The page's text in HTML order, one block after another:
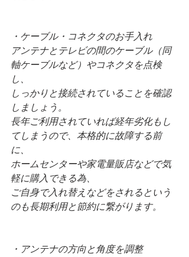
・ケーブル・コネクタのお手入れ
アンテナとテレビの間のケーブル（同
軸ケーブルなど）やコネクタを点検
し、
しっかりと接続されていることを確認
しましょう。
長年ご利用されていれば経年劣化もし
てしまうので、本格的に故障する前
に、
ホームセンターや家電量販店などで気
軽に購入できる為、
ご自身で入れ替えなどをされるという
のも長期利用と節約に繋がります。
・アンテナの方向と角度を調整